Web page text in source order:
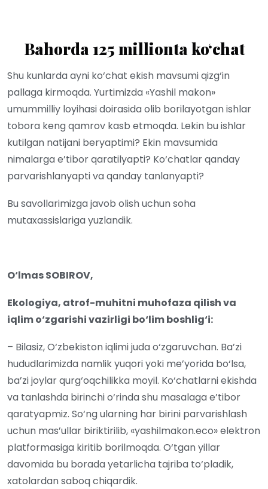
Bahorda 125 millionta ko‘chat
Shu kunlarda ayni ko‘chat ekish mavsumi qizg‘in
pallaga kirmoqda. Yurtimizda «Yashil makon»
umummilliy loyihasi doirasida olib borilayotgan ishlar
tobora keng qamrov kasb etmoqda. Lekin bu ishlar
kutilgan natijani beryaptimi? Ekin mavsumida
nimalarga e’tibor qaratilyapti? Ko‘chatlar qanday
parvarishlanyapti va qanday tanlanyapti?
Bu savollarimizga javob olish uchun soha
mutaxassislariga yuzlandik.
O‘lmas SOBIROV,
Ekologiya, atrof-muhitni muhofaza qilish va
iqlim o‘zgarishi vazirligi bo‘lim boshlig‘i:
– Bilasiz, O‘zbekiston iqlimi juda o‘zgaruvchan. Ba’zi
hududlarimizda namlik yuqori yoki me’yorida bo‘lsa,
ba’zi joylar qurg‘oqchilikka moyil. Ko‘chatlarni ekishda
va tanlashda birinchi o‘rinda shu masalaga e’tibor
qaratyapmiz. So‘ng ularning har birini parvarishlash
uchun mas’ullar biriktirilib, «yashilmakon.eco» elektron
platformasiga kiritib borilmoqda. O‘tgan yillar
davomida bu borada yetarlicha tajriba to‘pladik,
xatolardan saboq chiqardik.